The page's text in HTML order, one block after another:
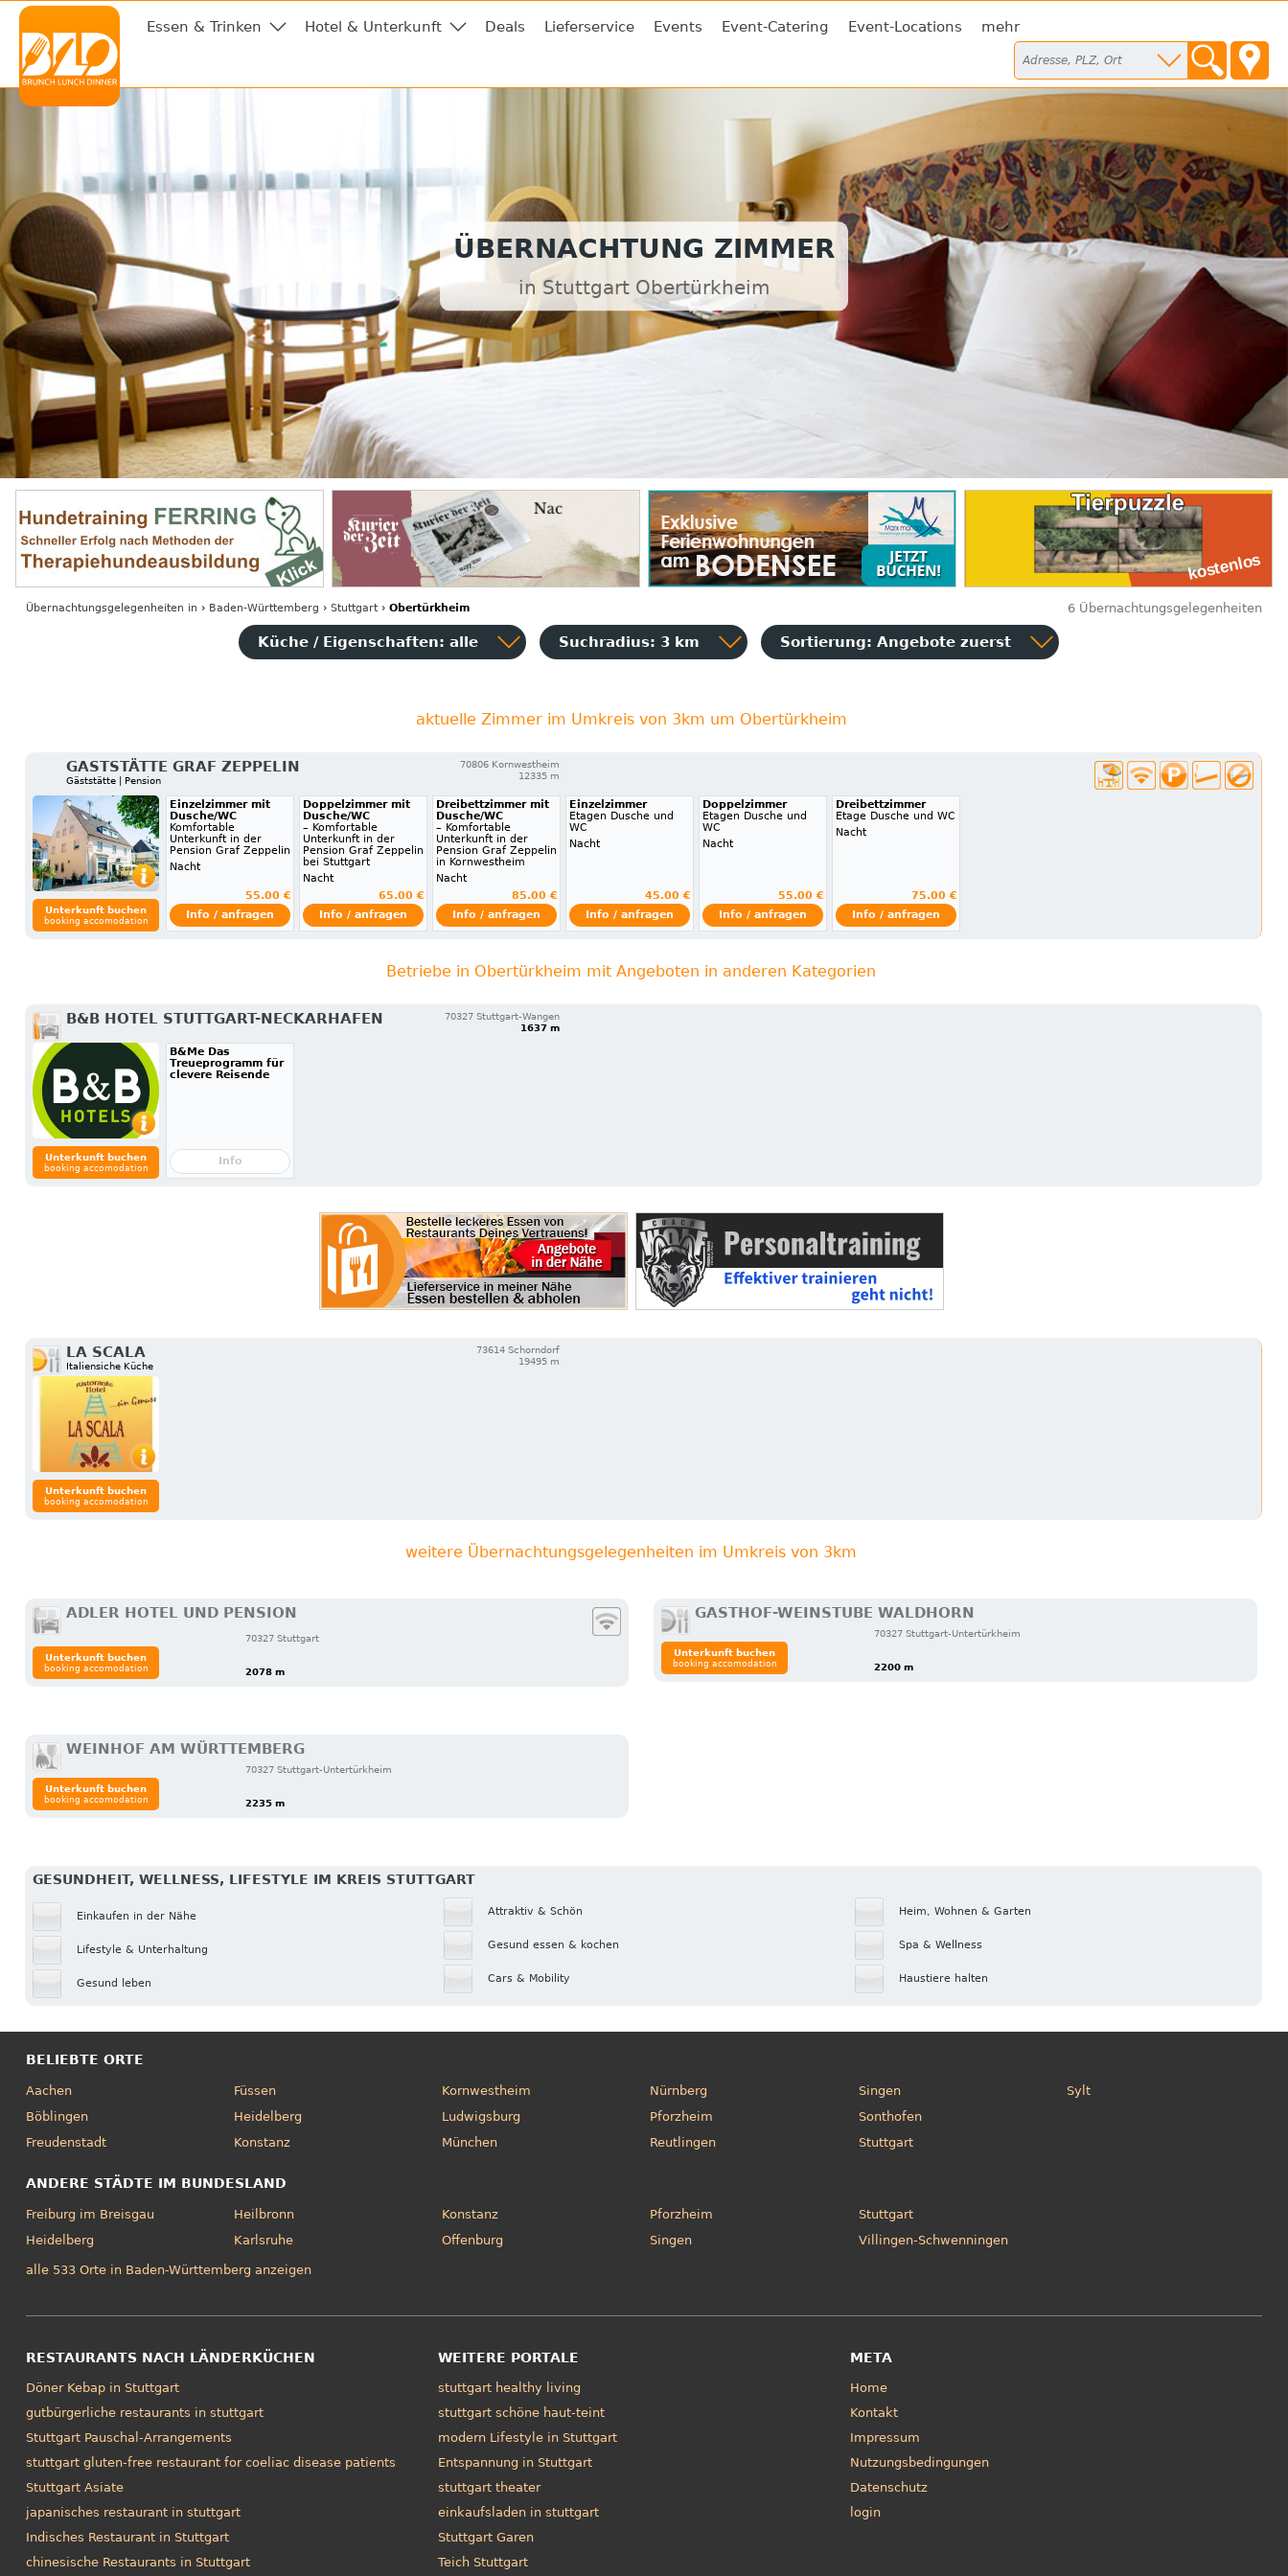
Essen & Trinken Hotel & Unterkunft Deals Lieferservice Events Event-Catering Event-Locations mehr
ÜBERNACHTUNG ZIMMER
in Stuttgart Obertürkheim
Übernachtungsgelegenheiten in › Baden-Württemberg › Stuttgart› Obertürkheim 6 Übernachtungsgelegenheiten
Küche / Eigenschaften: alle Suchradius: 3 km Sortierung: Angebote zuerst
aktuelle Zimmer im Umkreis von 3km um Obertürkheim
GASTSTÄTTE GRAF ZEPPELIN
Gäststätte | Pension
70806 Kornwestheim
12335 m
Unterkunft buchen
booking accomodation
Einzelzimmer mit
Dusche/WC
Komfortable
Unterkunft in der
Pension Graf Zeppelin
Nacht
55.00 €
Info / anfragen
Doppelzimmer mit
Dusche/WC
– Komfortable
Unterkunft in der
Pension Graf Zeppelin
bei Stuttgart
Nacht
65.00 €
Info / anfragen
Dreibettzimmer mit
Dusche/WC
– Komfortable
Unterkunft in der
Pension Graf Zeppelin
in Kornwestheim
Nacht
85.00 €
Info / anfragen
Einzelzimmer
Etagen Dusche und
WC
Nacht
45.00 €
Info / anfragen
Doppelzimmer
Etagen Dusche und
WC
Nacht
55.00 €
Info / anfragen
Dreibettzimmer
Etage Dusche und WC
Nacht
75.00 €
Info / anfragen
Betriebe in Obertürkheim mit Angeboten in anderen Kategorien
B&B HOTEL STUTTGART-NECKARHAFEN
70327 Stuttgart-Wangen
1637 m
Unterkunft buchen
booking accomodation
B&Me Das
Treueprogramm für
clevere Reisende
Info
LA SCALA
Italiensiche Küche
73614 Schorndorf
19495 m
Unterkunft buchen
booking accomodation
weitere Übernachtungsgelegenheiten im Umkreis von 3km
ADLER HOTEL UND PENSION
70327 Stuttgart
2078 m
Unterkunft buchen
booking accomodation
GASTHOF-WEINSTUBE WALDHORN
70327 Stuttgart-Untertürkheim
2200 m
Unterkunft buchen
booking accomodation
WEINHOF AM WÜRTTEMBERG
70327 Stuttgart-Untertürkheim
2235 m
Unterkunft buchen
booking accomodation
GESUNDHEIT, WELLNESS, LIFESTYLE IM KREIS STUTTGART
Einkaufen in der Nähe
Lifestyle & Unterhaltung
Gesund leben
Attraktiv & Schön
Gesund essen & kochen
Cars & Mobility
Heim, Wohnen & Garten
Spa & Wellness
Haustiere halten
BELIEBTE ORTE
Aachen
Böblingen
Freudenstadt
Füssen
Heidelberg
Konstanz
Kornwestheim
Ludwigsburg
München
Nürnberg
Pforzheim
Reutlingen
Singen
Sonthofen
Stuttgart
Sylt
ANDERE STÄDTE IM BUNDESLAND
Freiburg im Breisgau
Heidelberg
Heilbronn
Karlsruhe
Konstanz
Offenburg
Pforzheim
Singen
Stuttgart
Villingen-Schwenningen
alle 533 Orte in Baden-Württemberg anzeigen
RESTAURANTS NACH LÄNDERKÜCHEN
Döner Kebap in Stuttgart
gutbürgerliche restaurants in stuttgart
Stuttgart Pauschal-Arrangements
stuttgart gluten-free restaurant for coeliac disease patients
Stuttgart Asiate
japanisches restaurant in stuttgart
Indisches Restaurant in Stuttgart
chinesische Restaurants in Stuttgart
WEITERE PORTALE
stuttgart healthy living
stuttgart schöne haut-teint
modern Lifestyle in Stuttgart
Entspannung in Stuttgart
stuttgart theater
einkaufsladen in stuttgart
Stuttgart Garen
Teich Stuttgart
META
Home
Kontakt
Impressum
Nutzungsbedingungen
Datenschutz
login